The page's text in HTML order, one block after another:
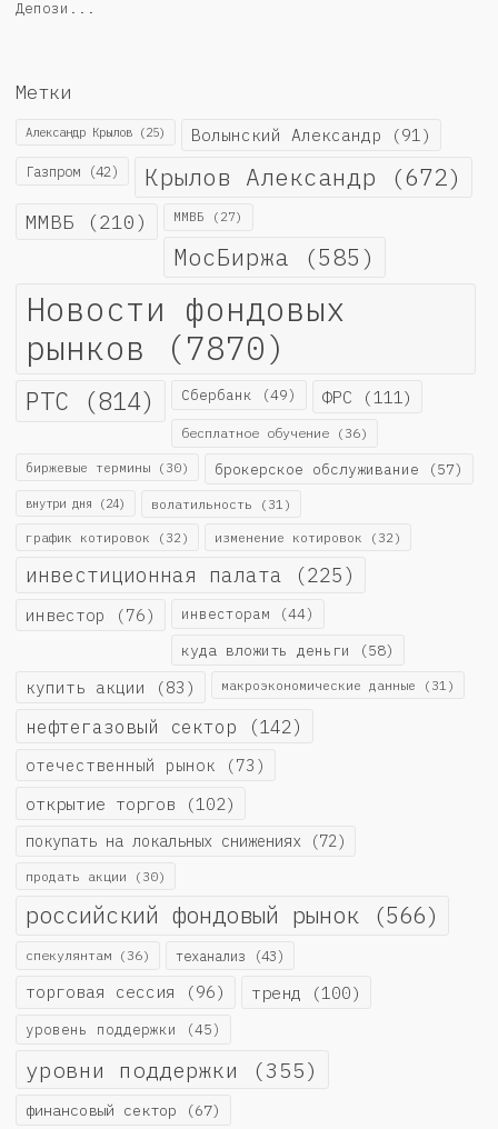
Депози...
Метки
Александр Крылов (25) Волынский Александр (91)
Газпром (42) Крылов Александр (672)
ММВБ (210) ММВБ (27)
МосБиржа (585)
Новости фондовых
рынков (7870)
РТС (814) Сбербанк (49) ФРС (111)
бесплатное обучение (36)
биржевые термины (30) брокерское обслуживание (57)
внутри дня (24) волатильность (31)
график котировок (32) изменение котировок (32)
инвестиционная палата (225)
инвестор (76) инвесторам (44)
куда вложить деньги (58)
купить акции (83) макроэкономические данные (31)
нефтегазовый сектор (142)
отечественный рынок (73)
открытие торгов (102)
покупать на локальных снижениях (72)
продать акции (30)
российский фондовый рынок (566)
спекулянтам (36) теханализ (43)
торговая сессия (96) тренд (100)
уровень поддержки (45)
уровни поддержки (355)
финансовый сектор (67)